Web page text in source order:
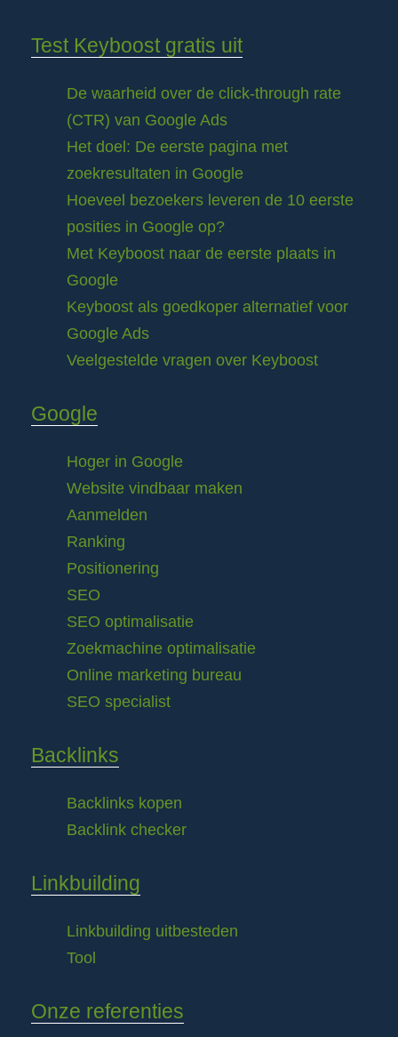
Test Keyboost gratis uit
De waarheid over de click-through rate
(CTR) van Google Ads
Het doel: De eerste pagina met
zoekresultaten in Google
Hoeveel bezoekers leveren de 10 eerste
posities in Google op?
Met Keyboost naar de eerste plaats in
Google
Keyboost als goedkoper alternatief voor
Google Ads
Veelgestelde vragen over Keyboost
Google
Hoger in Google
Website vindbaar maken
Aanmelden
Ranking
Positionering
SEO
SEO optimalisatie
Zoekmachine optimalisatie
Online marketing bureau
SEO specialist
Backlinks
Backlinks kopen
Backlink checker
Linkbuilding
Linkbuilding uitbesteden
Tool
Onze referenties